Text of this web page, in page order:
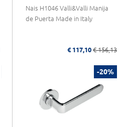
Nais H1046 Valli&Valli Manija
de Puerta Made in Italy
€ 117,10 € 156,13
-20%